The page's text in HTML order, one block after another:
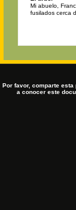
Mi abuelo,
fusilados cerca
Por favor, comparte
a conocer este